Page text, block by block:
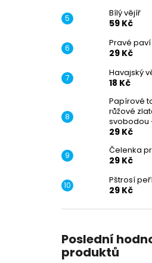
Bílý vějíř
59 Kč
Pravé
29 Kč
Havajský
18 Kč
Papírové
růžové
svobodou
29 Kč
Čelenka
29 Kč
Pštrosí
29 Kč
Poslední
produktů